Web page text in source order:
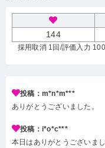
144
採用取消 1回 /評価入力
投稿：m*n*m***
ありがとうございました。
投稿：i*o*c***
本日はありがとうございま